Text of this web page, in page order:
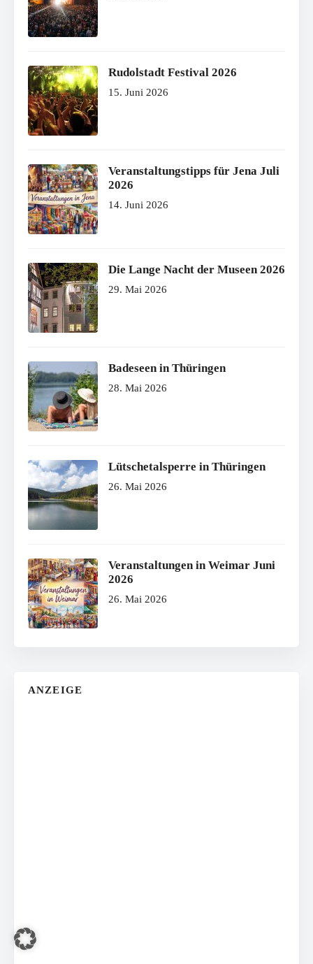
Rudolstadt Festival 2026
15. Juni 2026
Veranstaltungstipps für Jena Juli
2026
14. Juni 2026
Die Lange Nacht der Museen 2026
29. Mai 2026
Badeseen in Thüringen
28. Mai 2026
Lütschetalsperre in Thüringen
26. Mai 2026
Veranstaltungen in Weimar Juni
2026
26. Mai 2026
ANZEIGE